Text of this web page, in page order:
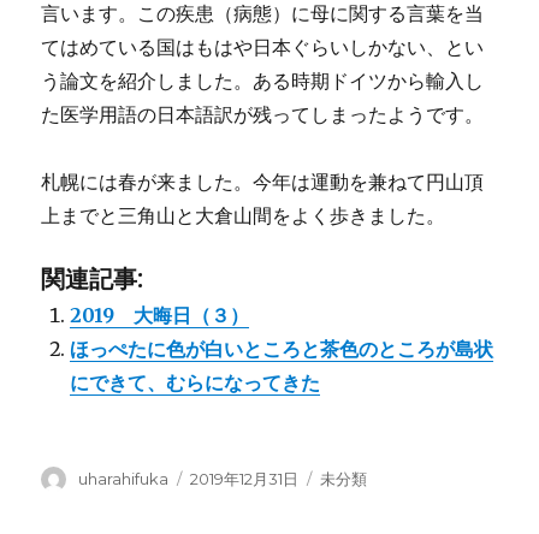
言います。この疾患（病態）に母に関する言葉を当
てはめている国はもはや日本ぐらいしかない、とい
う論文を紹介しました。ある時期ドイツから輸入し
た医学用語の日本語訳が残ってしまったようです。
札幌には春が来ました。今年は運動を兼ねて円山頂
上までと三角山と大倉山間をよく歩きました。
関連記事:
2019 大晦日（３）
ほっぺたに色が白いところと茶色のところが島状
にできて、むらになってきた
投
uharahifuka
投
2019年12月31日
カ
未分類